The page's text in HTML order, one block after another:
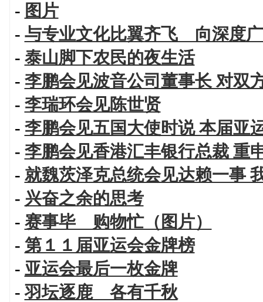
- 图片
- 与专业文化比翼齐飞 向深度
- 泰山脚下农民的夜生活
- 李鹏会见波音公司董事长 对双
- 李瑞环会见陈世贤
- 李鹏会见五国大使时说 本届亚
- 李鹏会见香港汇丰银行总裁 重
- 就魏茨泽克总统会见达赖一事
- 兴奋之余的思考
- 赛事毕 购物忙（图片）
- 第１１届亚运会金牌榜
- 亚运会最后一枚金牌
-羽坛逐鹿 各有千秋